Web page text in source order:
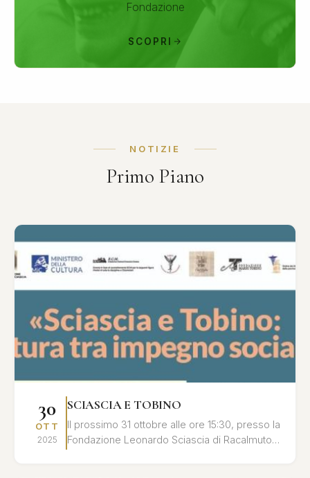
Fondazione
SCOPRI
NOTIZIE
Primo Piano
30
OTT
2025
SCIASCIA E TOBINO
Il prossimo 31 ottobre alle ore 15:30, presso la
Fondazione Leonardo Sciascia di Racalmuto,